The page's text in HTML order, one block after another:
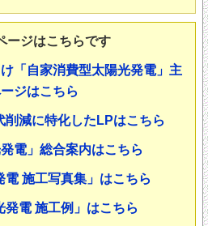
ージはこちらです
「自家消費型太陽光発電」主
ジはこちら
削減に特化したLPはこちら
発電」総合案内はこちら
電 施工写真集」はこちら
発電 施工例」はこちら